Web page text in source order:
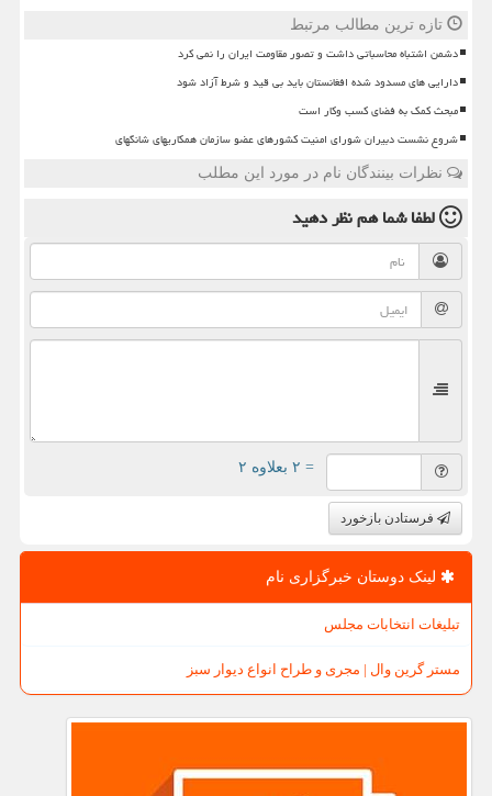
تازه ترین مطالب مرتبط
دشمن اشتباه محاسباتی داشت و تصور مقاومت ایران را نمی کرد
دارایی های مسدود شده افغانستان باید بی قید و شرط آزاد شود
مبحث کمک به فضای کسب وکار است
شروع نشست دبیران شورای امنیت کشورهای عضو سازمان همکاریهای شانگهای
نظرات بینندگان نام در مورد این مطلب
لطفا شما همنظر دهید
= ۲ بعلاوه ۲
فرستادن بازخورد
لینک دوستان خبرگزاری نام
تبلیغات انتخابات مجلس
مستر گرین وال | مجری و طراح انواع دیوار سبز